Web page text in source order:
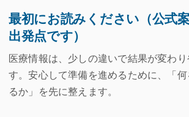
最初にお読みください（公式
出発点です）
医療情報は、少しの違いで結果が変わ
す。安心して準備を進めるために、「
るか」を先に整えます。